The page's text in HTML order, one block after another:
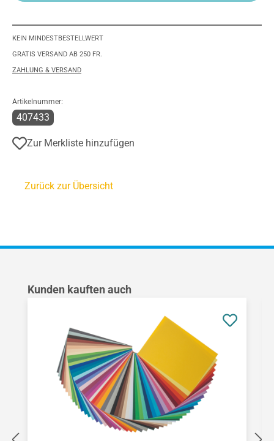
KEIN MINDESTBESTELLWERT
GRATIS VERSAND AB 250 FR.
ZAHLUNG & VERSAND
Artikelnummer:
407433
Zur Merkliste hinzufügen
Zurück zur Übersicht
Produktgalerie überspringen
Kunden kauften auch